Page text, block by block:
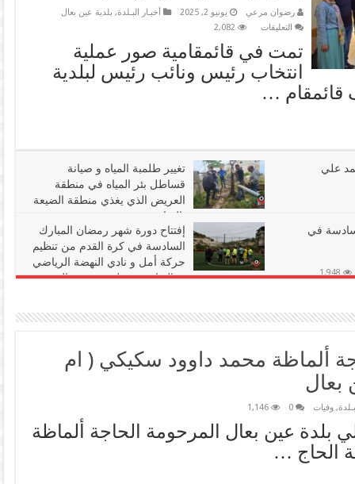
رضوان مرعي يونيو 2, 2025 أخبـار البـلدة, بلدية عين بعال
التعليقاتعلى
بسمة
رئيساً
عين
2,082
تمت في قائمقامية صور عملية
انتخاب رئيس ونائب رئيس لبلدية
قائمقام …
علي
تغيير طلمبة المياه و صيانة
قساطل بئر المياه في منطقة
العريض الذي يغذي منطقة الضيعة
بالمياه
رضوان مرعي
مايو 31, 2023
أخبـار البـلدة,بلدية عين بعال 0
1,758
في
1,948
إفتتاح دورة شهر رمضان المبارك
السادسة في كرة القدم من تنظيم
حركة أمل و نادي النهضة الرياضي
و بالتعاون مع بلدية عين بعال
ألماظة محمد داوود سكيكي ( ام
بعال
, وفيات 0
1,146
بلدة عين بعال المرحومة الحاجة ألماظة
الحاج …